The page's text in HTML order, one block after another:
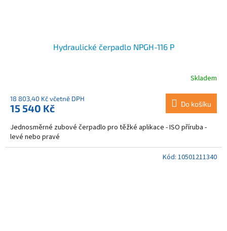
Hydraulické čerpadlo NPGH-116 P
Skladem
18 803,40 Kč včetně DPH
15 540 Kč Do košíku
Jednosměrné zubové čerpadlo pro těžké aplikace - ISO příruba -
levé nebo pravé
Kód: 10501211340